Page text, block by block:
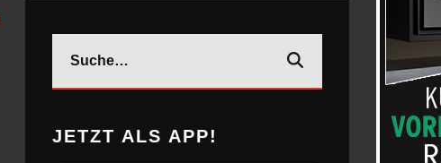
JETZT ALS APP!